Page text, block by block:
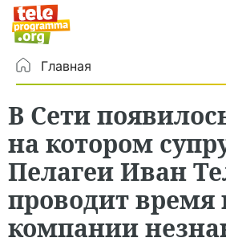
Главная
В Сети
на котором
Пелагеи Иван
проводит время
компании